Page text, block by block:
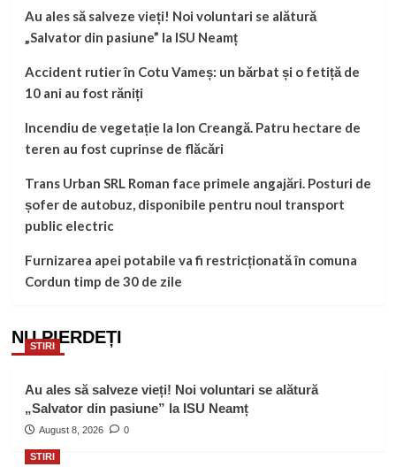
Au ales să salveze vieți! Noi voluntari se alătură
„Salvator din pasiune” la ISU Neamț
Accident rutier în Cotu Vameș: un bărbat și o fetiță de
10 ani au fost răniți
Incendiu de vegetație la Ion Creangă. Patru hectare de
teren au fost cuprinse de flăcări
Trans Urban SRL Roman face primele angajări. Posturi de
șofer de autobuz, disponibile pentru noul transport
public electric
Furnizarea apei potabile va fi restricționată în comuna
Cordun timp de 30 de zile
NU PIERDEȚI
STIRI
Au ales să salveze vieți! Noi voluntari se alătură
„Salvator din pasiune” la ISU Neamț
August 8, 2026 0
STIRI